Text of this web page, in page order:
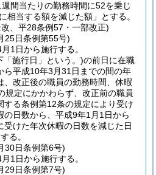
間当たりの勤務時間に52を乗じ
に相当する額を減じた額」とする。
、平28条例57・一部改正)
25日条例第55号)
1日から施行する。
「施行日」という。)の前日に在職
ら平成10年3月31日までの間の年
、改正後の職員の勤務時間、休暇
規定にかかわらず、改正前の職員
する条例第12条の規定により受け
の日数から、平成9年1月1日から
受けた年次休暇の日数を減じた日
る。
30日条例第6号)
1日から施行する。
29日条例第7号)